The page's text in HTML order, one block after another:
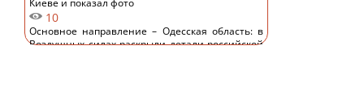
Киеве и показал фото
10
Основное направление – Одесская область: в
Воздушных силах раскрыли детали российской